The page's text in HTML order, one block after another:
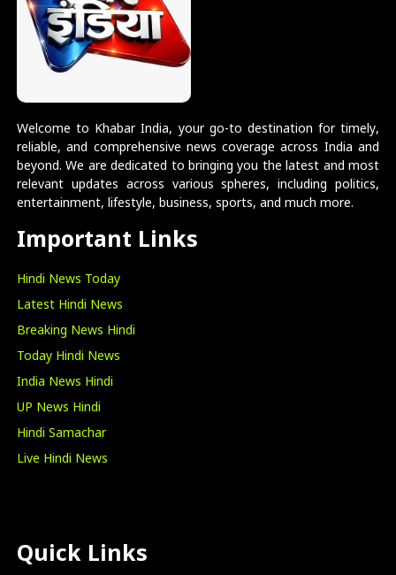
Welcome to Khabar India, your go-to destination for timely,
reliable, and comprehensive news coverage across India and
beyond. We are dedicated to bringing you the latest and most
relevant updates across various spheres, including politics,
entertainment, lifestyle, business, sports, and much more.
Important Links
Hindi News Today
Latest Hindi News
Breaking News Hindi
Today Hindi News
India News Hindi
UP News Hindi
Hindi Samachar
Live Hindi News
Quick Links